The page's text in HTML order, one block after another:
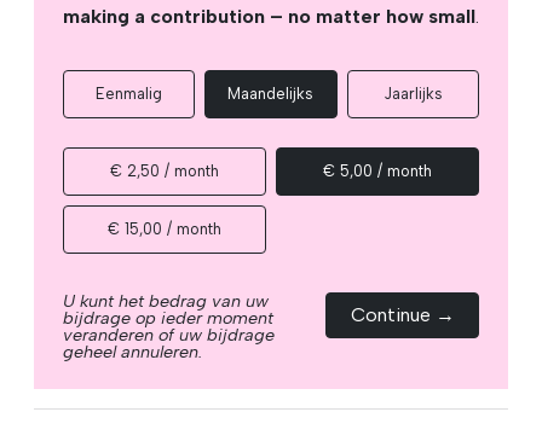
making a contribution – no matter how small.
Eenmalig Maandelijks Jaarlijks
€ 2,50 / month € 5,00 / month
€ 15,00 / month
U kunt het bedrag van uw
bijdrage op ieder moment
veranderen of uw bijdrage
geheel annuleren.
Continue →